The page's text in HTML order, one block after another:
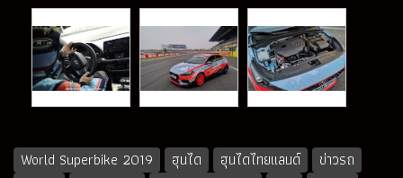
World Superbike 2019 ฮุนได ฮุนไดไทยแลนด์
ข่าวรถ